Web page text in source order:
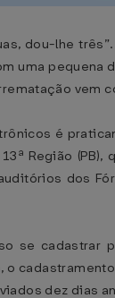
dou-lhe
uma
vem
é
Região
dos
se cadastrar
o
dez dias